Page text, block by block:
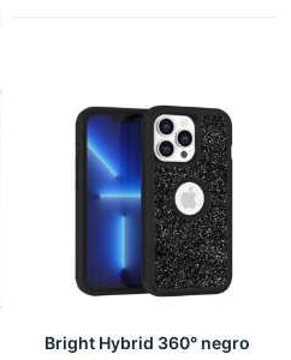
Bright Hybrid 360° negro